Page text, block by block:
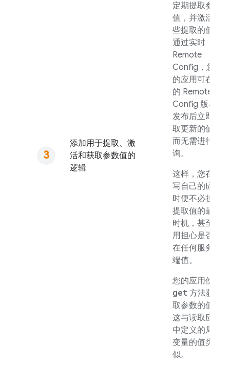
添加用于提取、激
活和获取参数值的
逻辑
定期提取参数
值，并激活这
些提取的值。
通过实时
Remote
Config ，您
的应用可在新
的 Remote
Config 版本
发布后立即提
取更新的值，
而无需进行轮
询。
这样，您在编
写自己的应用
时便不必担心
提取值的最佳
时机，甚至不
用担心是否存
在任何服务器
端值。
您的应用使用
get 方法获
取参数的值，
这与读取应用
中定义的局部
变量的值类
似。